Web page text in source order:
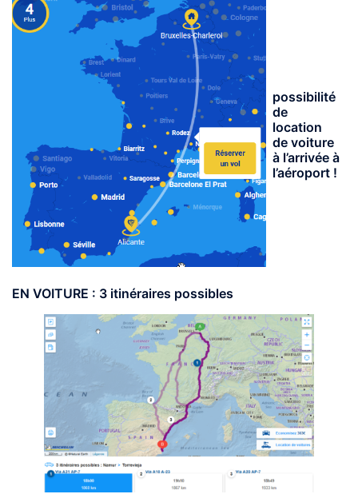
possibilité
de
location
de voiture
à l’arrivée à
l’aéroport !
EN VOITURE : 3 itinéraires possibles